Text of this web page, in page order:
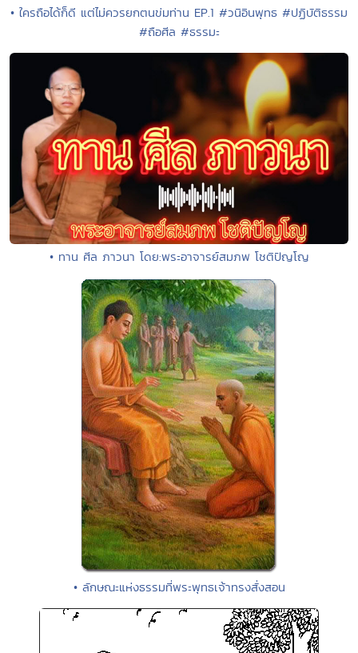
• ใครถือได้ก็ดี แต่ไม่ควรยกตนข่มท่าน EP.1 #วนิอินพุทธ #ปฏิบัติธรรม
#ถือศีล #ธรรมะ
• ทาน ศีล ภาวนา โดย:พระอาจารย์สมภพ โชติปัญโญ
• ลักษณะแห่งธรรมที่พระพุทธเจ้าทรงสั่งสอน